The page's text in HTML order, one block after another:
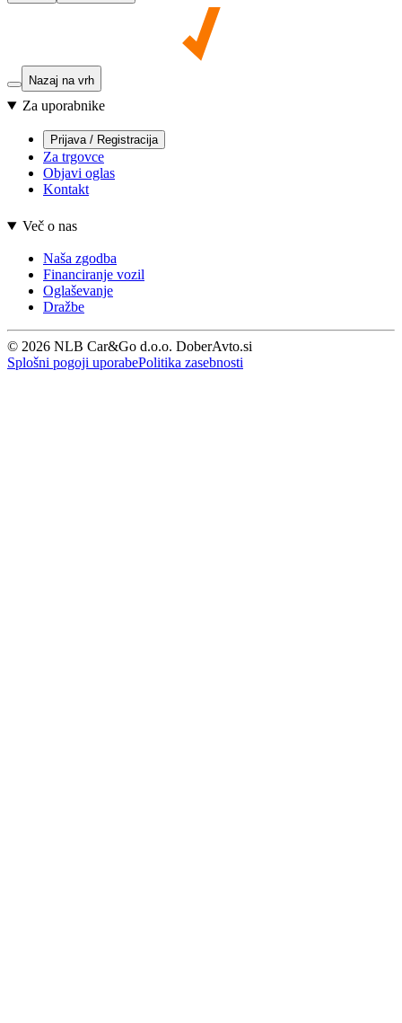
Nazaj na vrh
Za uporabnike
Prijava / Registracija
Za trgovce
Objavi oglas
Kontakt
Več o nas
Naša zgodba
Financiranje vozil
Oglaševanje
Dražbe
© 2026 NLB Car&Go d.o.o. DoberAvto.si
Splošni pogoji uporabePolitika zasebnosti